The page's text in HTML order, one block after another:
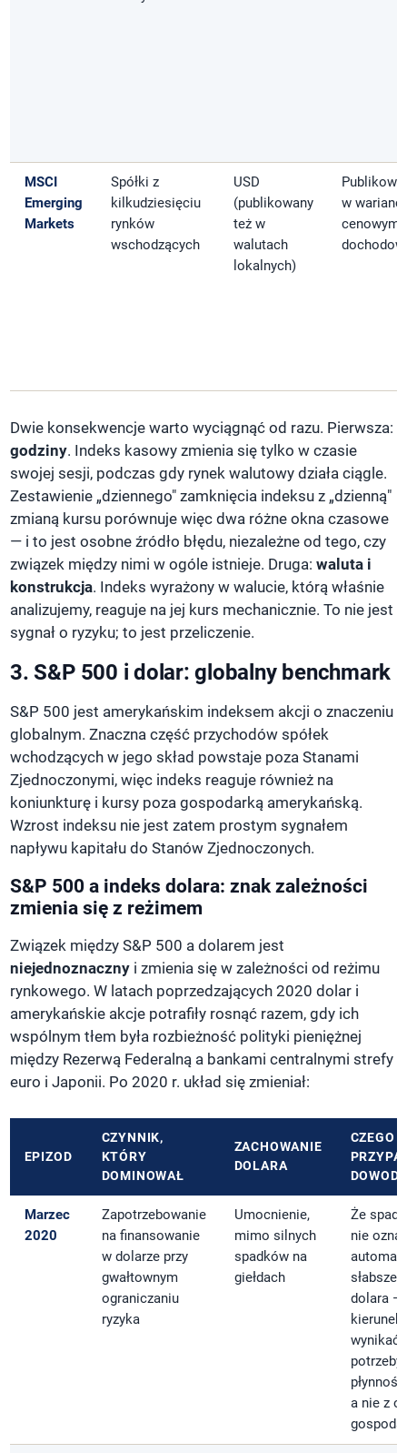
MSCI
Emerging
Markets
Spółki z
kilkudziesięciu
rynków
wschodzących
USD
(publikowany
też w
walutach
lokalnych)
w
cenowym i
Dwie konsekwencje warto wyciągnąć od razu. Pierwsza:
godziny. Indeks kasowy zmienia się tylko w czasie
swojej sesji, podczas gdy rynek walutowy działa ciągle.
Zestawienie „dziennego" zamknięcia indeksu z „dzienną"
zmianą kursu porównuje więc dwa różne okna czasowe
— i to jest osobne źródło błędu, niezależne od tego, czy
związek między nimi w ogóle istnieje. Druga:waluta i
konstrukcja. Indeks wyrażony w walucie, którą właśnie
analizujemy, reaguje na jej kurs mechanicznie. To nie jest
sygnał o ryzyku; to jest przeliczenie.
3. S&P 500 i dolar: globalny benchmark
S&P 500 jest amerykańskim indeksem akcji o znaczeniu
globalnym. Znaczna część przychodów spółek
wchodzących w jego skład powstaje poza Stanami
Zjednoczonymi, więc indeks reaguje również na
koniunkturę i kursy poza gospodarką amerykańską.
Wzrost indeksu nie jest zatem prostym sygnałem
napływu kapitału do Stanów Zjednoczonych.
S&P 500 a indeks dolara: znak zależności
zmienia się z reżimem
Związek między S&P 500 a dolarem jest
niejednoznaczny i zmienia się w zależności od reżimu
rynkowego. W latach poprzedzających 2020 dolar i
amerykańskie akcje potrafiły rosnąć razem, gdy ich
wspólnym tłem była rozbieżność polityki pieniężnej
między Rezerwą Federalną a bankami centralnymi strefy
euro i Japonii. Po 2020 r. układ się zmieniał:
EPIZOD
CZYNNIK,
KTÓRY
DOMINOWAŁ
ZACHOWANIE
DOLARA
CZEGO
Marzec
2020
Zapotrzebowanie
na finansowanie
w dolarze przy
gwałtownym
ograniczaniu
ryzyka
Umocnienie,
mimo silnych
spadków na
giełdach
Że
nie
dolara —
kierunek
wynikać
potrzeby
a nie z